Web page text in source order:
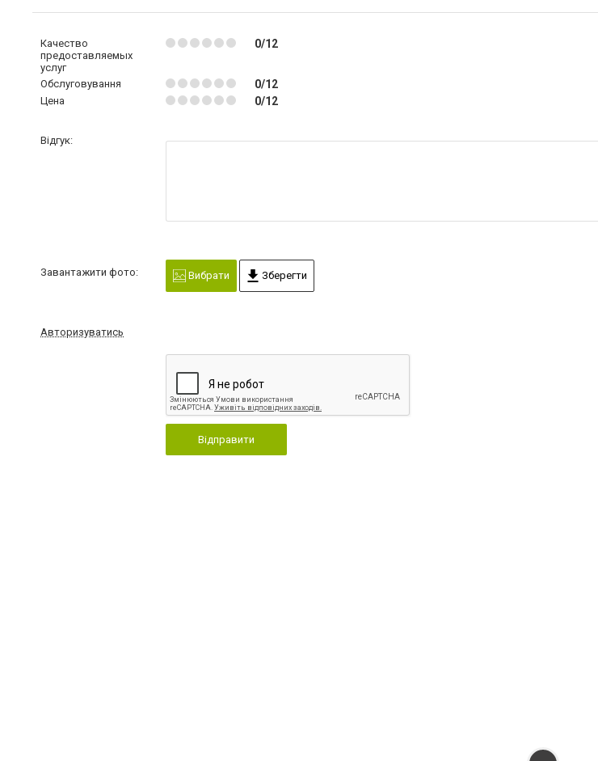
Качество
предоставляемых
услуг
0/12
Обслуговування 0/12
Цена 0/12
Відгук:
Завантажити фото: Вибрати Зберегти
Авторизуватись
Відправити